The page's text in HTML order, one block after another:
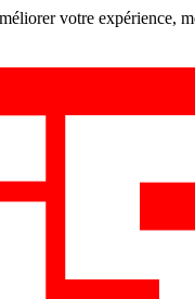
votre expérience,